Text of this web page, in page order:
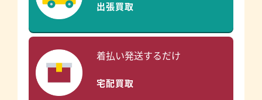
出張買取
着払い発送するだけ
宅配買取